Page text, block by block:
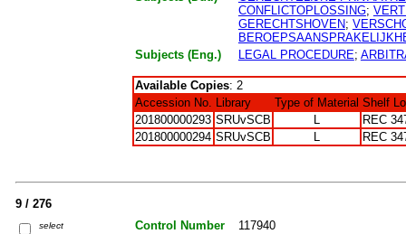
CONFLICTOPLOSSING;
GERECHTSHOVEN;
Subjects (Eng.)
LEGAL PROCEDURE;
Available Copies: 2
Accession No. Library Type of Material Shelf
201800000293 SRUvSCB L
REC
201800000294 SRUvSCB L REC
9 / 276
select Control Number
117940